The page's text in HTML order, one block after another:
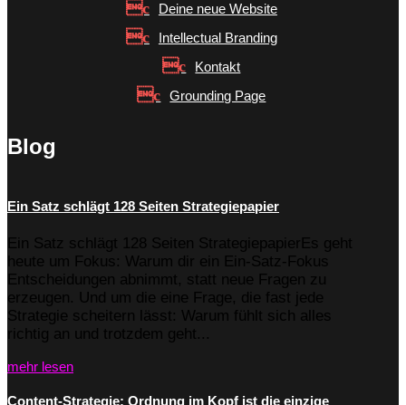
Deine neue Website
Intellectual Branding
Kontakt
Grounding Page
Blog
Ein Satz schlägt 128 Seiten Strategiepapier
Ein Satz schlägt 128 Seiten StrategiepapierEs geht
heute um Fokus: Warum dir ein Ein-Satz-Fokus
Entscheidungen abnimmt, statt neue Fragen zu
erzeugen. Und um die eine Frage, die fast jede
Strategie scheitern lässt: Warum fühlt sich alles
richtig an und trotzdem geht...
mehr lesen
Content-Strategie: Ordnung im Kopf ist die einzige